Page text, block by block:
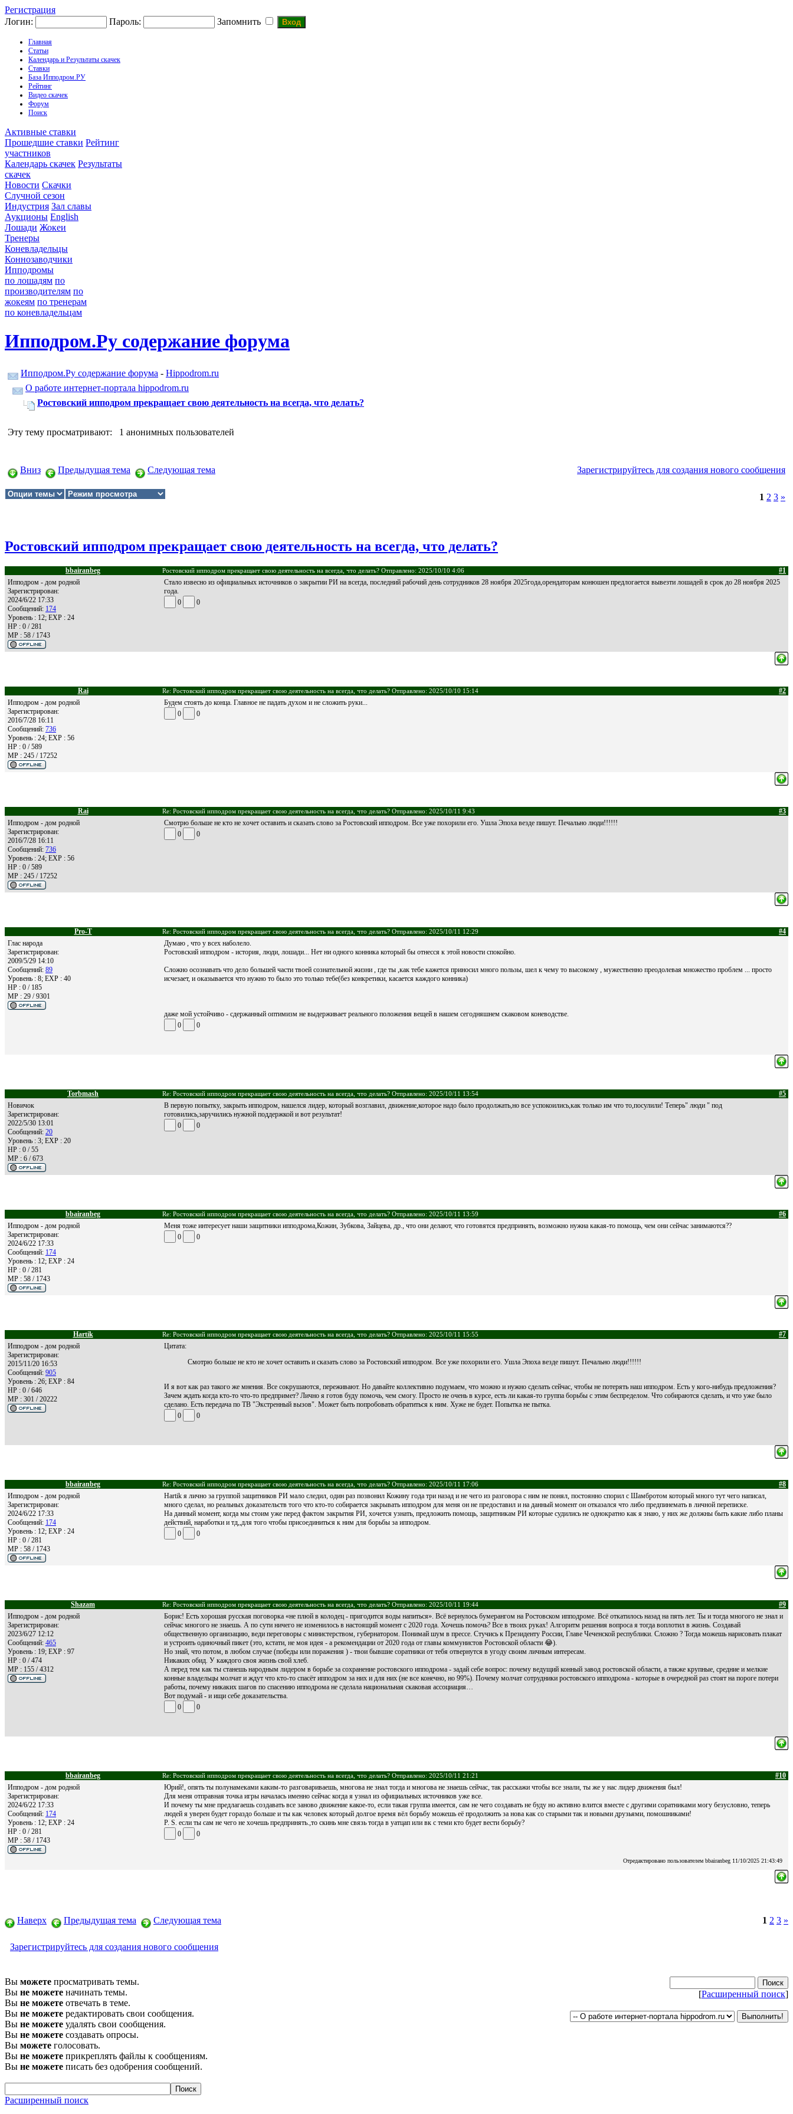
Регистрация
Логин:
Пароль: Запомнить
Главная
Статьи
Календарь и Результаты скачек
Ставки
База Ипподром.РУ
Рейтинг
Видео скачек
Форум
Поиск
Активные ставки
Прошедшие ставки Рейтинг
участников
Календарь скачек Результаты
скачек
Новости Скачки
Случной сезон
Индустрия Зал славы
Аукционы English
Лошади Жокеи
Тренеры
Коневладельцы
Коннозаводчики
Ипподромы
по лошадям по
производителям по
жокеям по тренерам
по коневладельцам
Ипподром.Ру содержание форума
Ипподром.Ру содержание форума - Hippodrom.ru
О работе интернет-портала hippodrom.ru
Ростовский ипподром прекращает свою деятельность на всегда, что делать?
Эту тему просматривают: 1 анонимных пользователей
Вниз Предыдущая тема Следующая тема Зарегистрируйтесь для создания нового сообщения
1 2 3 »
Ростовский ипподром прекращает свою деятельность на всегда, что делать?
bbairanbeg Ростовский ипподром прекращает свою деятельность на всегда, что делать? Отправлено: 2025/10/10 4:06
#1
Ипподром - дом родной
Зарегистрирован:
2024/6/22 17:33
Сообщений: 174
Уровень : 12; EXP : 24
HP : 0 / 281
MP : 58 / 1743
Стало извесно из официальных источников о закрытии РИ на всегда, последний рабочий день сотрудников 28 ноября 2025года,орендаторам конюшен предлогается вывезти лошадей в срок до 28 ноября 2025
года.
0
0
Rai Re: Ростовский ипподром прекращает свою деятельность на всегда, что делать? Отправлено: 2025/10/10 15:14
#2
Ипподром - дом родной
Зарегистрирован:
2016/7/28 16:11
Сообщений: 736
Уровень : 24; EXP : 56
HP : 0 / 589
MP : 245 / 17252
Будем стоять до конца. Главное не падать духом и не сложить руки...
0
0
Rai Re: Ростовский ипподром прекращает свою деятельность на всегда, что делать? Отправлено: 2025/10/11 9:43
#3
Ипподром - дом родной
Зарегистрирован:
2016/7/28 16:11
Сообщений: 736
Уровень : 24; EXP : 56
HP : 0 / 589
MP : 245 / 17252
Смотрю больше не кто не хочет оставить и сказать слово за Ростовский ипподром. Все уже похорили его. Ушла Эпоха везде пишут. Печально люди!!!!!!
0
0
Pro-T Re: Ростовский ипподром прекращает свою деятельность на всегда, что делать? Отправлено: 2025/10/11 12:29
#4
Глас народа
Зарегистрирован:
2009/5/29 14:10
Сообщений: 89
Уровень : 8; EXP : 40
HP : 0 / 185
MP : 29 / 9301
Думаю , что у всех наболело.
Ростовский ипподром - история, люди, лошади... Нет ни одного конника который бы отнесся к этой новости спокойно.
Сложно осознавать что дело большей части твоей сознательной жизни , где ты ,как тебе кажется приносил много пользы, шел к чему то высокому , мужественно преодолевая множество проблем ... просто
исчезает, и оказывается что нужно то было это только тебе(без конкретики, касается каждого конника)
даже мой устойчиво - сдержанный оптимизм не выдерживает реального положения вещей в нашем сегодняшнем скаковом коневодстве.
0
0
Torbmash Re: Ростовский ипподром прекращает свою деятельность на всегда, что делать? Отправлено: 2025/10/11 13:54
#5
Новичок
Зарегистрирован:
2022/5/30 13:01
Сообщений: 20
Уровень : 3; EXP : 20
HP : 0 / 55
MP : 6 / 673
В первую попытку, закрыть ипподром, нашелся лидер, который возглавил, движение,которое надо было продолжать,но все успокоились,как только им что то,посулили! Теперь" люди " под
готовились,заручились нужной поддержкой и вот результат!
0
0
bbairanbeg Re: Ростовский ипподром прекращает свою деятельность на всегда, что делать? Отправлено: 2025/10/11 13:59
#6
Ипподром - дом родной
Зарегистрирован:
2024/6/22 17:33
Сообщений: 174
Уровень : 12; EXP : 24
HP : 0 / 281
MP : 58 / 1743
Меня тоже интересует наши защитники ипподрома,Кожин, Зубкова, Зайцева, др., что они делают, что готовятся предпринять, возможно нужна какая-то помощь, чем они сейчас занимаются??
0
0
Hartik Re: Ростовский ипподром прекращает свою деятельность на всегда, что делать? Отправлено: 2025/10/11 15:55
#7
Ипподром - дом родной
Зарегистрирован:
2015/11/20 16:53
Сообщений: 905
Уровень : 26; EXP : 84
HP : 0 / 646
MP : 301 / 20222
Цитата:
Смотрю больше не кто не хочет оставить и сказать слово за Ростовский ипподром. Все уже похорили его. Ушла Эпоха везде пишут. Печально люди!!!!!!
И я вот как раз такого же мнения. Все сокрушаются, переживают. Но давайте коллективно подумаем, что можно и нужно сделать сейчас, чтобы не потерять наш ипподром. Есть у кого-нибудь предложения?
Зачем ждать когда кто-то что-то предпримет? Лично я готов буду помочь, чем смогу. Просто не очень в курсе, есть ли какая-то группа борьбы с этим беспределом. Что собираются сделать, и что уже было
сделано. Есть передача по ТВ "Экстренный вызов". Может быть попробовать обратиться к ним. Хуже не будет. Попытка не пытка.
0
0
bbairanbeg Re: Ростовский ипподром прекращает свою деятельность на всегда, что делать? Отправлено: 2025/10/11 17:06
#8
Ипподром - дом родной
Зарегистрирован:
2024/6/22 17:33
Сообщений: 174
Уровень : 12; EXP : 24
HP : 0 / 281
MP : 58 / 1743
Hartik я лично за группой защитников РИ мало следил, один раз позвонил Кожину года три назад и не чего из разговора с ним не понял, постоянно спорил с Шамбротом который много тут чего написал,
много сделал, но реальных доказательств того что кто-то собирается закрывать ипподром для меня он не предоставил и на данный момент он отказался что либо предпинемать в личной переписке.
На данный момент, когда мы стоим уже перед фактом закрытия РИ, хочется узнать, предложить помощь, защитникам РИ которые судились не однократно как я знаю, у них же должны быть какие либо планы
действий, наработки и тд,,для того чтобы присоединиться к ним для борьбы за ипподром.
0
0
Shazam Re: Ростовский ипподром прекращает свою деятельность на всегда, что делать? Отправлено: 2025/10/11 19:44
#9
Ипподром - дом родной
Зарегистрирован:
2023/6/27 12:12
Сообщений: 465
Уровень : 19; EXP : 97
HP : 0 / 474
MP : 155 / 4312
Борис! Есть хорошая русская поговорка «не плюй в колодец - пригодится воды напиться». Всё вернулось бумерангом на Ростовском ипподроме. Всё откатилось назад на пять лет. Ты и тогда многого не знал и
сейчас многого не знаешь. А по сути ничего не изменилось в настоящий момент с 2020 года. Хочешь помочь? Все в твоих руках! Алгоритм решения вопроса я тогда воплотил в жизнь. Создавай
общественную организацию, веди переговоры с министерством, губернатором. Понимай шум в прессе. Стучись к Президенту России, Главе Чеченской республики. Сложно ? Тогда можешь нарисовать плакат
и устроить одиночный пикет (это, кстати, не моя идея - а рекомендации от 2020 года от главы коммунистов Ростовской области 😂).
Но знай, что потом, в любом случае (победы или поражения ) - твои бывшие соратники от тебя отвернутся в угоду своим личным интересам.
Никаких обид. У каждого своя жизнь свой хлеб.
А перед тем как ты станешь народным лидером в борьбе за сохранение ростовского ипподрома - задай себе вопрос: почему ведущий конный завод ростовской области, а также крупные, средние и мелкие
конные владельцы молчат и ждут что кто-то спасёт ипподром за них и для них (не все конечно, но 99%). Почему молчат сотрудники ростовского ипподрома - которые в очередной раз стоят на пороге потери
работы, почему никаких шагов по спасению ипподрома не сделала национальная скаковая ассоциация…
Вот подумай - и ищи себе доказательства.
0
0
bbairanbeg Re: Ростовский ипподром прекращает свою деятельность на всегда, что делать? Отправлено: 2025/10/11 21:21
#10
Ипподром - дом родной
Зарегистрирован:
2024/6/22 17:33
Сообщений: 174
Уровень : 12; EXP : 24
HP : 0 / 281
MP : 58 / 1743
Юрий!, опять ты полунамеками каким-то разговариваешь, многова не знал тогда и многова не знаешь сейчас, так расскажи чтобы все знали, ты же у нас лидер движения был!
Для меня отправная точка игры началась именно сейчас когда я узнал из официальных источников уже все.
И почему ты мне предлагаешь создавать все заново движение какое-то, если такая группа имеется, сам не чего создавать не буду но активно влится вместе с другими соратниками могу безусловно, теперь
людей я уверен будет гораздо больше и ты как человек который долгое время вёл борьбу можешь её продолжить за нова как со старыми так и новыми друзьями, помошниками!
P. S. если ты сам не чего не хочешь предпринять.,то скинь мне связь тогда в уатцап или вк с теми кто будет вести борьбу?
0
0
Отредактировано пользователем bbairanbeg 11/10/2025 21:43:49
Наверх Предыдущая тема Следующая тема 1 2 3 »
Зарегистрируйтесь для создания нового сообщения
Вы можете просматривать темы.
Вы не можете начинать темы.
Вы не можете отвечать в теме.
Вы не можете редактировать свои сообщения.
Вы не можете удалять свои сообщения.
Вы не можете создавать опросы.
Вы можете голосовать.
Вы не можете прикреплять файлы к сообщениям.
Вы не можете писать без одобрения сообщений.
[Расширенный поиск]
Расширенный поиск